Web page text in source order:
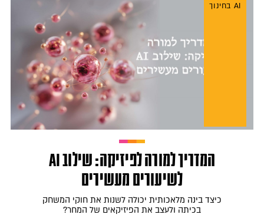
AI בחינוך
המדריך למורה לפיזיקה: שילוב AI
לשיעורים מעשירים
כיצד בינה מלאכותית יכולה לשנות את חוקי המשחק
בכיתה ולעצב את הפיזיקאים של המחר?